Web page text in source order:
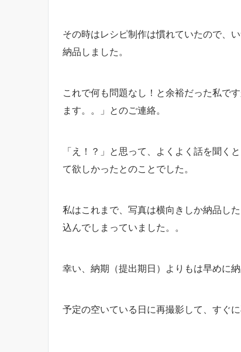
その時はレシピ制作は慣れていたので、
納品しました。
これで何も問題なし！と余裕だった私で
ます。。」とのご連絡。
「え！？」と思って、よくよく話を聞く
て欲しかったとのことでした。
私はこれまで、写真は横向きしか納品し
込んでしまっていました。。
幸い、納期（提出期日）よりもは早めに
予定の空いている日に再撮影して、すぐ